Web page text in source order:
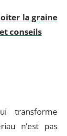
la graine
conseils
transforme
n’est pas